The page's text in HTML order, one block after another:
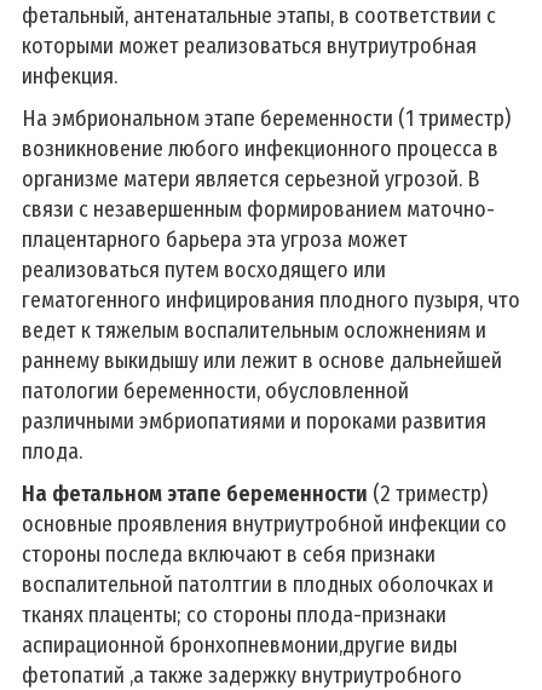
фетальный, антенатальные этапы, в соответствии с
которыми может реализоваться внутриутробная
инфекция.
На эмбриональном этапе беременности (1 триместр)
возникновение любого инфекционного процесса в
организме матери является серьезной угрозой. В
связи с незавершенным формированием маточно-
плацентарного барьера эта угроза может
реализоваться путем восходящего или
гематогенного инфицирования плодного пузыря, что
ведет к тяжелым воспалительным осложнениям и
раннему выкидышу или лежит в основе дальнейшей
патологии беременности, обусловленной
различными эмбриопатиями и пороками развития
плода.
На фетальном этапе беременности (2 триместр)
основные проявления внутриутробной инфекции со
стороны последа включают в себя признаки
воспалительной патолтгии в плодных оболочках и
тканях плаценты; со стороны плода-признаки
аспирационной бронхопневмонии,другие виды
фетопатий ,а также задержку внутриутробного